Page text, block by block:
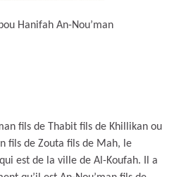
Hanifah An-Nou’man
fils de Thabit fils de Khillikan ou
fils de Zouta fils de Mah, le
est de la ville de Al-Koufah. Il a